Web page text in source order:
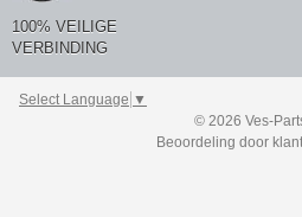
100% VEILIGE
VERBINDING
Select Language ▼
© 2026 Ves-
Beoordeling door